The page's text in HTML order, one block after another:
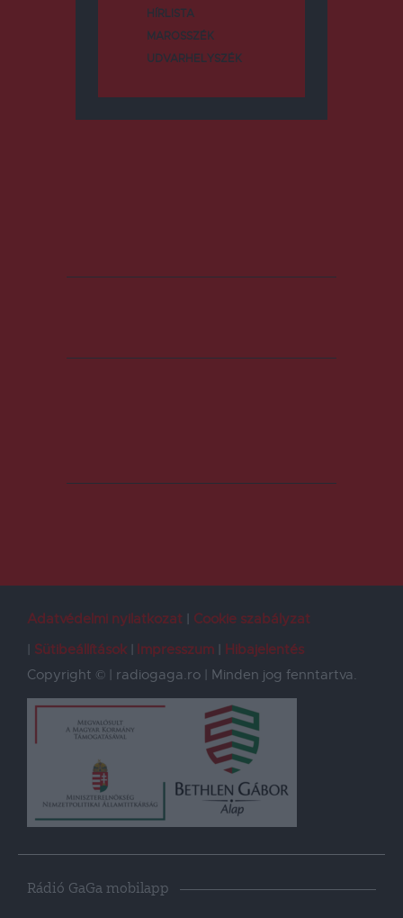
HÍRLISTA
MAROSSZÉK
UDVARHELYSZÉK
Adatvédelmi nyilatkozat
Cookie szabályzat
Sütibeállítások
Impresszum
Hibajelentés
Copyright © | radiogaga.ro | Minden jog fenntartva.
Rádió GaGa mobilapp